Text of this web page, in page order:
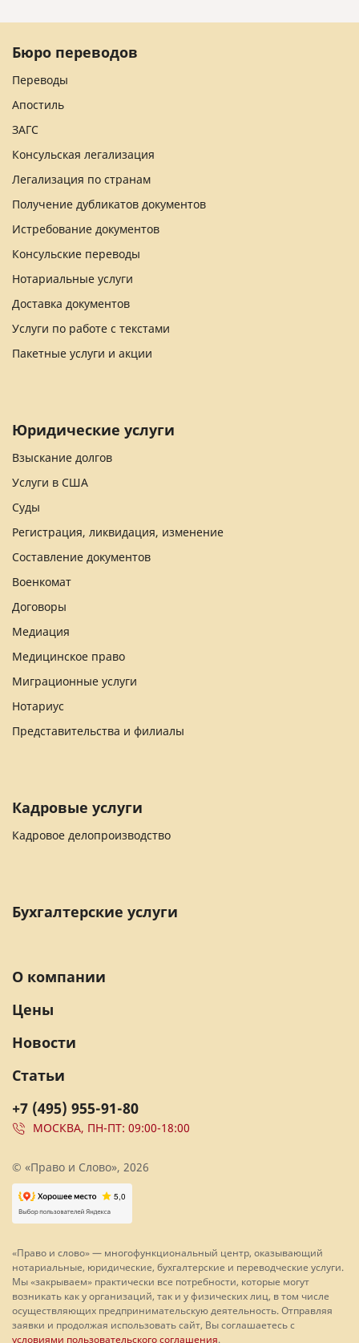
Бюро переводов
Переводы
Апостиль
ЗАГС
Консульская легализация
Легализация по странам
Получение дубликатов документов
Истребование документов
Консульские переводы
Нотариальные услуги
Доставка документов
Услуги по работе с текстами
Пакетные услуги и акции
Юридические услуги
Взыскание долгов
Услуги в США
Суды
Регистрация, ликвидация, изменение
Составление документов
Военкомат
Договоры
Медиация
Медицинское право
Миграционные услуги
Нотариус
Представительства и филиалы
Кадровые услуги
Кадровое делопроизводство
Бухгалтерские услуги
+7 (495) 955-91-80
МОСКВА, ПН-ПТ: 09:00-18:00
О компании
Цены
Новости
Статьи
© «Право и Слово», 2026
«Право и слово» — многофункциональный центр, оказывающий
нотариальные, юридические, бухгалтерские и переводческие услуги.
Мы «закрываем» практически все потребности, которые могут
возникать как у организаций, так и у физических лиц, в том числе
осуществляющих предпринимательскую деятельность. Отправляя
заявки и продолжая использовать сайт, Вы соглашаетесь с
условиями пользовательского соглашения.